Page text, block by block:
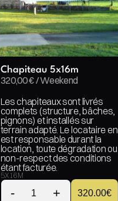
Chapiteau 5x16m
320,00 € / Weekend
Les chapiteaux sont livrés
complets (structure, bâches,
pignons) et installés sur
terrain adapté. Le locataire en
est responsable durant la
location, toute dégradation ou
non-respect des conditions
étant facturée.
5X16M
- 1 + 320.00€